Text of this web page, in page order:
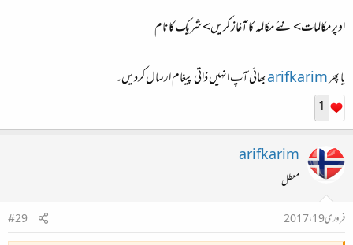
اوپر مکالمات> نئے مکالمہ کا آغاز کریں> شریک کا نام
یا پھرarifkarimبھائی آپ انہیں ذاتی پیغام ارسال کردیں۔
1
arifkarim
معطل
فروری 19، 2017
#29